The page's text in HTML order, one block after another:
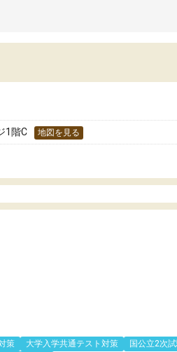
ます。
く復習が
じていま
1階C 地図を見る
策 大学入学共通テスト対策
国公立2次